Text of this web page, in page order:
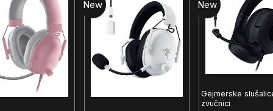
New New
Gejmerske
zvučnici